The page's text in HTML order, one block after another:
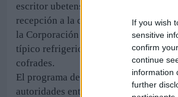
If you wish
sensitive
confirm
continue
information
further
escritor ubetense Ramón Molina
recepción a la directiva de la Real
la Corporación Municipal y el
típico refrigerio. El 13 a las nueve de
cofrades.
El programa del 14 incluirá, a
autoridades entre el Palacio Abacial y